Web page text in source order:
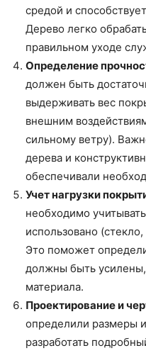
средой и
Дерево легко
правильном уходе
Определение
должен быть
выдерживать вес
внешним
сильному ветру).
дерева и
обеспечивали
Учет нагрузки
необходимо
использовано
Это поможет
должны быть
материала.
Проектирование и
определили размеры
разработать